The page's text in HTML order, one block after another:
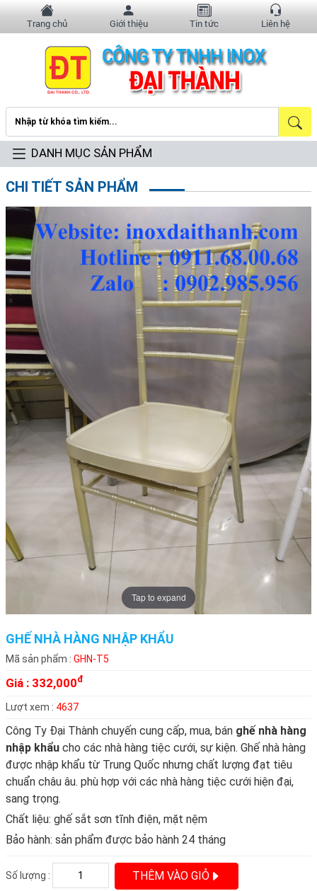
Trang chủ Giới thiệu Tin tức Liên hệ
DANH MỤC SẢN PHẨM
CHI TIẾT SẢN PHẨM
Tap to expand
GHẾ NHÀ HÀNG NHẬP KHẨU
Mã sản phẩm : GHN-T5
Giá : 332,000đ
Lượt xem : 4637
Công Ty Đại Thành chuyến cung cấp, mua, bán ghế nhà hàng
nhập khẩu cho các nhà hàng tiệc cưới, sự kiện. Ghế nhà hàng
được nhập khẩu từ Trung Quốc nhưng chất lượng đạt tiêu
chuẩn châu âu. phù hợp với các nhà hàng tiệc cưới hiện đại,
sang trọng.
Chất liệu: ghế sắt sơn tĩnh điện, mặt nệm
Bảo hành: sản phẩm được bảo hành 24 tháng
Số lượng : THÊM VÀO GIỎ